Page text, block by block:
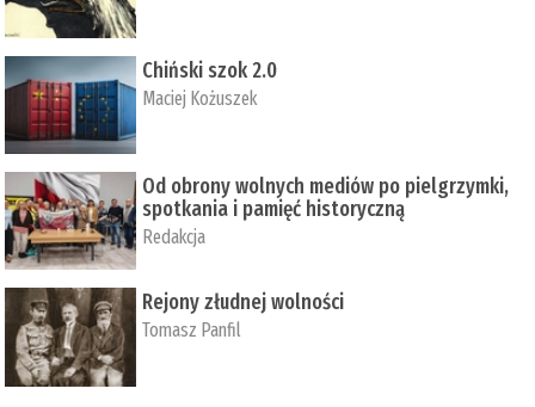
Chiński szok 2.0
Maciej Kożuszek
Od obrony wolnych mediów po pielgrzymki,
spotkania i pamięć historyczną
Redakcja
Rejony złudnej wolności
Tomasz Panfil